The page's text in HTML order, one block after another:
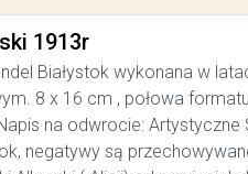
1913r
Białystok wykonana w
8 x 16 cm , połowa
na odwrocie:
negatywy są